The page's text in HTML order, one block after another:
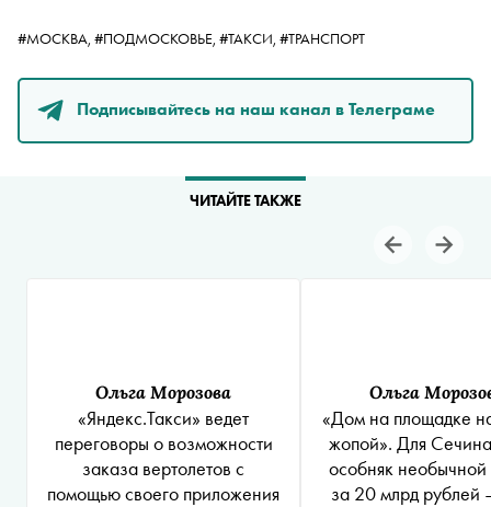
#МОСКВА, #ПОДМОСКОВЬЕ, #ТАКСИ, #ТРАНСПОРТ
Подписывайтесь на наш канал в Телеграме
ЧИТАЙТЕ ТАКЖЕ
Ольга Морозова
«Яндекс.Такси» ведет
переговоры о возможности
заказа вертолетов с
помощью своего приложения
Ольга
«Дом на площадке
жопой». Для Сечина
особняк
за 20 млрд рублей